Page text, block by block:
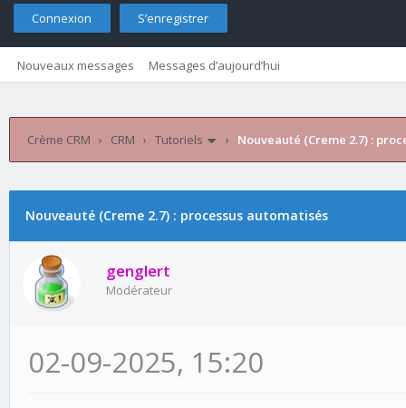
Connexion S’enregistrer
Nouveaux messages Messages d’aujourd’hui
Crème CRM › CRM › Tutoriels › Nouveauté (Creme 2.7) :
Nouveauté (Creme 2.7) : processus automatisés
genglert
Modérateur
02-09-2025, 15:20